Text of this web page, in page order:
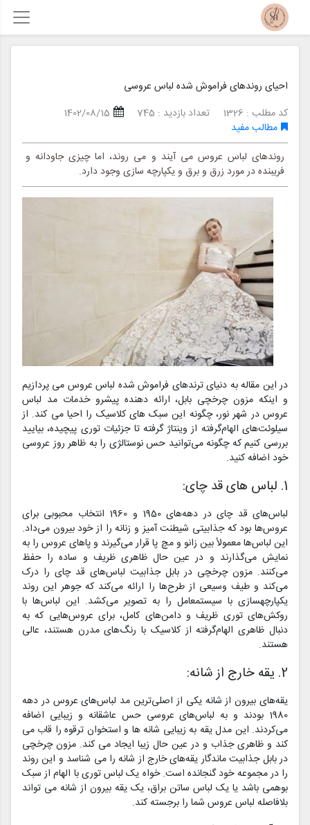
احیای روندهای فراموش شده لباس عروسی
کد مطلب : 1326
تعداد بازدید : 745
1402/08/15
مطالب مفید
روندهای لباس عروس می آیند و می روند، اما چیزی جاودانه و
فریبنده در مورد زرق و برق و یکپارچه سازی وجود دارد.
در این مقاله به دنیای ترندهای فراموش شده لباس عروس می پردازیم
و اینکه مزون چرخچی بابل، ارائه دهنده پیشرو خدمات مد لباس
عروس در شهر نور، چگونه این سبک های کلاسیک را احیا می کند. از
سیلوئت‌های الهام‌گرفته از وینتاژ گرفته تا جزئیات توری پیچیده، بیایید
بررسی کنیم که چگونه می‌توانید حس نوستالژی را به ظاهر روز عروسی
خود اضافه کنید.
1. لباس های قد چای:
لباس‌های قد چای در دهه‌های 1950 و 1960 انتخاب محبوبی برای
عروس‌ها بود که جذابیتی شیطنت آمیز و زنانه را از خود بیرون می‌داد.
این لباس‌ها معمولاً بین زانو و مچ پا قرار می‌گیرند و پاهای عروس را به
نمایش می‌گذارند و در عین حال ظاهری ظریف و ساده را حفظ
می‌کنند. مزون چرخچی در بابل جذابیت لباس‌های قد چای را درک
می‌کند و طیف وسیعی از طرح‌ها را ارائه می‌کند که جوهر این روند
یکپارچهسازی با سیستمعامل را به تصویر می‌کشد. این لباس‌ها با
روکش‌های توری ظریف و دامن‌های کامل، برای عروس‌هایی که به
دنبال ظاهری الهام‌گرفته از کلاسیک با رنگ‌های مدرن هستند، عالی
هستند.
2. یقه خارج از شانه:
یقه‌های بیرون از شانه یکی از اصلی‌ترین مد لباس‌های عروس در دهه
1980 بودند و به لباس‌های عروسی حس عاشقانه و زیبایی اضافه
می‌کردند. این مدل یقه به زیبایی شانه ها و استخوان ترقوه را قاب می
کند و ظاهری جذاب و در عین حال زیبا ایجاد می کند. مزون چرخچی
در بابل جذابیت ماندگار یقه‌های خارج از شانه را می شناسد و این روند
را در مجموعه خود گنجانده است. خواه یک لباس توری با الهام از سبک
بوهمی باشد یا یک لباس ساتن براق، یک یقه بیرون از شانه می تواند
بلافاصله لباس عروس شما را برجسته کند.